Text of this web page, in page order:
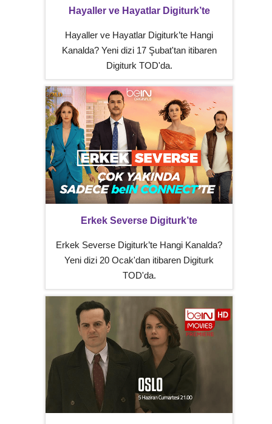
Hayaller ve Hayatlar Digiturk’te
Hayaller ve Hayatlar Digiturk’te Hangi
Kanalda? Yeni dizi 17 Şubat'tan itibaren
Digiturk TOD'da.
Erkek Severse Digiturk’te
Erkek Severse Digiturk’te Hangi Kanalda?
Yeni dizi 20 Ocak'dan itibaren Digiturk
TOD'da.